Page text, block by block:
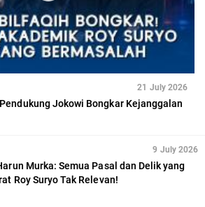
21 July 2026
Jokowi Bongkar Kejanggalan
9 July 2026
Murka: Semua Pasal dan Delik yang
Roy Suryo Tak Relevan!